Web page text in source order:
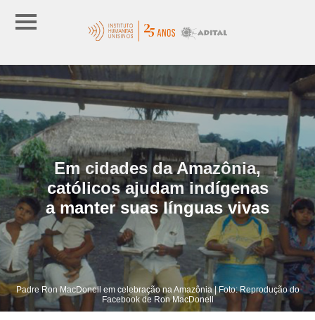
Em cidades da Amazônia,
católicos ajudam indígenas
a manter suas línguas vivas
Padre Ron MacDonell em celebração na Amazônia | Foto: Reprodução do
Facebook de Ron MacDonell